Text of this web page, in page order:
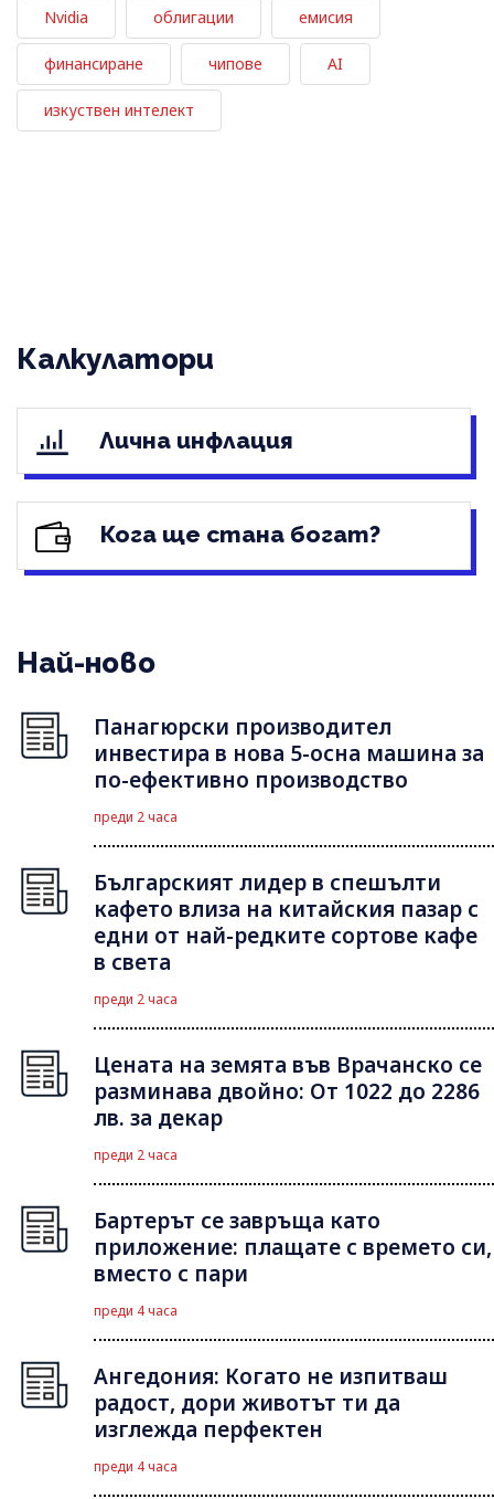
Nvidia облигации емисия
финансиране чипове AI
изкуствен интелект
Калкулатори
Лична инфлация
Кога ще стана богат?
Най-ново
Панагюрски производител
инвестира в нова 5-осна машина за
по-ефективно производство
преди 2 часа
Българският лидер в спешълти
кафето влиза на китайския пазар с
едни от най-редките сортове кафе
в света
преди 2 часа
Цената на земята във Врачанско се
разминава двойно: От 1022 до 2286
лв. за декар
преди 2 часа
Бартерът се завръща като
приложение: плащате с времето си,
вместо с пари
преди 4 часа
Ангедония: Когато не изпитваш
радост, дори животът ти да
изглежда перфектен
преди 4 часа